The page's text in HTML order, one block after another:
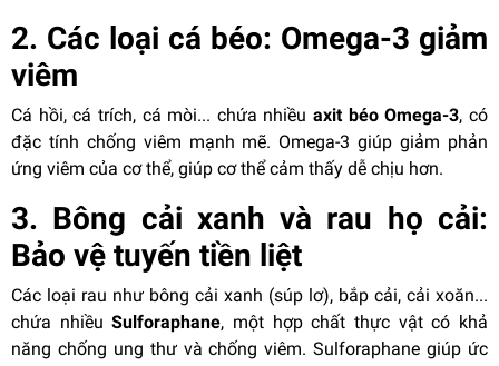
2. Các loại cá béo: Omega-3 giảm
viêm
Cá hồi, cá trích, cá mòi... chứa nhiềuaxit béo Omega-3, có
đặc tính chống viêm mạnh mẽ. Omega-3 giúp giảm phản
ứng viêm của cơ thể, giúp cơ thể cảm thấy dễ chịu hơn.
3. Bông cải xanh và rau họ cải:
Bảo vệ tuyến tiền liệt
Các loại rau như bông cải xanh (súp lơ), bắp cải, cải xoăn...
chứa nhiềuSulforaphane, một hợp chất thực vật có khả
năng chống ung thư và chống viêm. Sulforaphane giúp ức